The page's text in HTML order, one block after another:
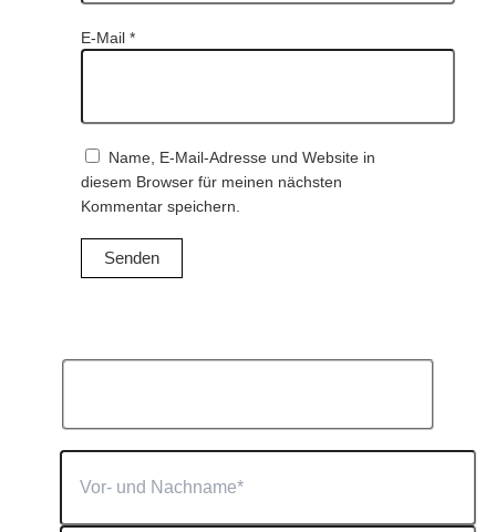
E-Mail *
Name, E-Mail-Adresse und Website in
diesem Browser für meinen nächsten
Kommentar speichern.